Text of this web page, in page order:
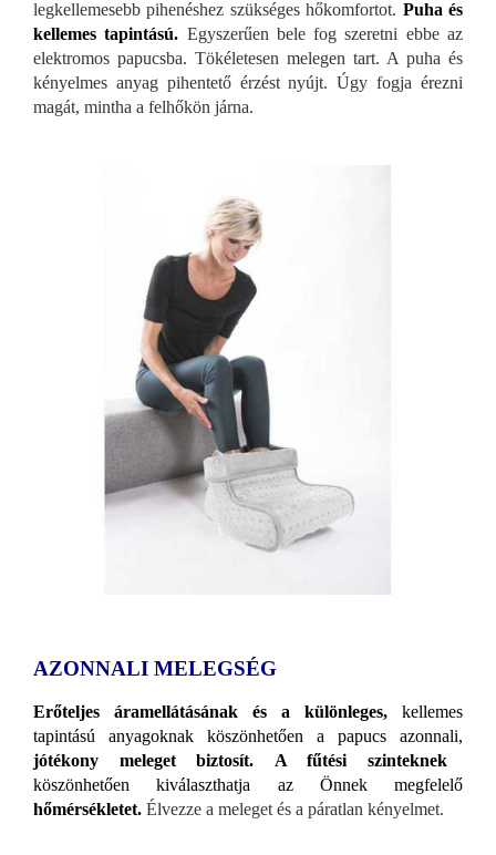
legkellemesebb pihenéshez szükséges hőkomfortot. Puha és
kellemes tapintású. Egyszerűen bele fog szeretni ebbe az
elektromos papucsba. Tökéletesen melegen tart. A puha és
kényelmes anyag pihentető érzést nyújt. Úgy fogja érezni
magát, mintha a felhőkön járna.
AZONNALI MELEGSÉG
Erőteljes áramellátásának és a különleges, kellemes
tapintású anyagoknak köszönhetően a papucs azonnali,
jótékony meleget biztosít.
A fűtési szinteknek
köszönhetően kiválaszthatja az Önnek megfelelő
hőmérsékletet. Élvezze a meleget és a páratlan kényelmet.